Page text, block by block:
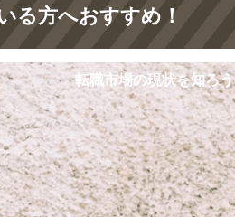
る方へおすすめ！
転職市場の現状を知ろう